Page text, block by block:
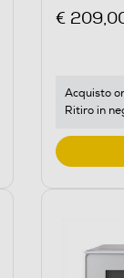
€
Acquisto
Ritiro in